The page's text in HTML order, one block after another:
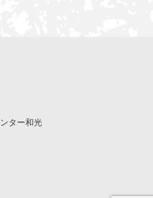
ター和光